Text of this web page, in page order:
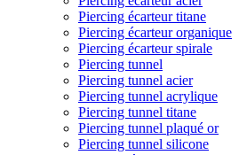
Piercing écarteur titane
Piercing écarteur organique
Piercing écarteur spirale
Piercing tunnel
Piercing tunnel acier
Piercing tunnel acrylique
Piercing tunnel titane
Piercing tunnel plaqué or
Piercing tunnel silicone